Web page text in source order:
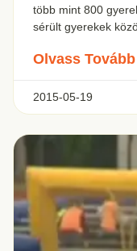
több mint 800
sérült gyerekek
Olvass
2015-05-19